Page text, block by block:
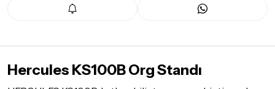
Teslimat Koşulları
tatil günlerinde teslimat yapılamamaktadır.
Hercules KS100B Org Standı